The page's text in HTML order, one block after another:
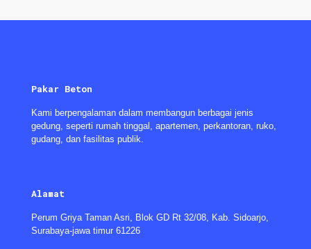
Pakar Beton
Kami berpengalaman dalam membangun berbagai jenis
gedung, seperti rumah tinggal, apartemen, perkantoran, ruko,
gudang, dan fasilitas publik.
Alamat
Perum Griya Taman Asri, Blok GD Rt 32/08, Kab. Sidoarjo,
Surabaya-jawa timur 61226